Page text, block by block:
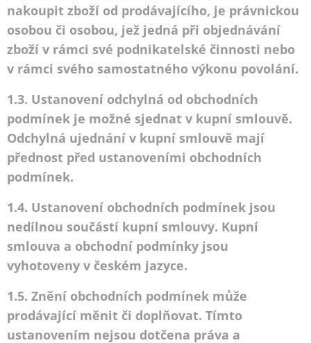
nakoupit zboží od prodávajícího, je právnickou
osobou či osobou, jež jedná při objednávání
zboží v rámci své podnikatelské činnosti nebo
v rámci svého samostatného výkonu povolání.
1.3. Ustanovení odchylná od obchodních
podmínek je možné sjednat v kupní smlouvě.
Odchylná ujednání v kupní smlouvě mají
přednost před ustanoveními obchodních
podmínek.
1.4. Ustanovení obchodních podmínek jsou
nedílnou součástí kupní smlouvy. Kupní
smlouva a obchodní podmínky jsou
vyhotoveny v českém jazyce.
1.5. Znění obchodních podmínek může
prodávající měnit či doplňovat. Tímto
ustanovením nejsou dotčena práva a